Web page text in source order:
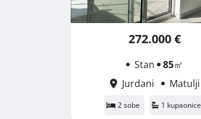
272.000 €
Stan 85㎡
Jurdani
Matulji
2 sobe 1 kupaonice